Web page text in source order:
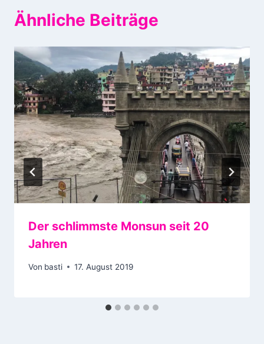
Ähnliche Beiträge
Der schlimmste Monsun seit 20
Jahren
Von basti 17. August 2019